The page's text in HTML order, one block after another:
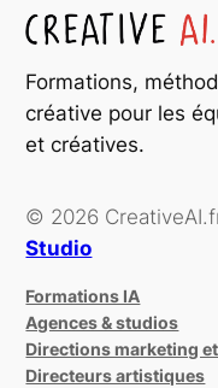
Formations,
créative pour les
et créatives.
© 2026
Studio
Formations IA
Agences & studios
Directions marketing
Directeurs artistiques